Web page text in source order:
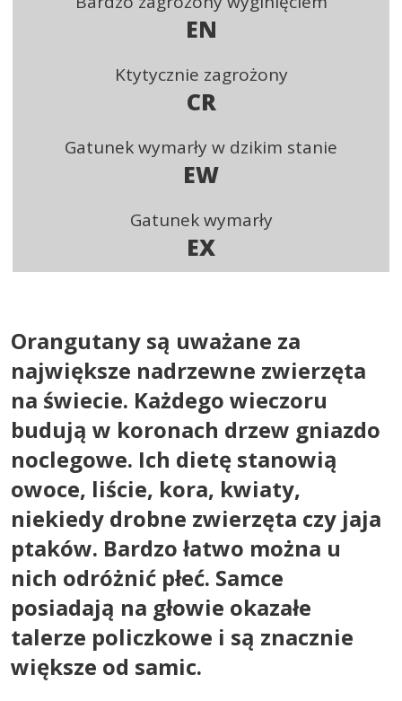
EN
Ktytycznie zagrożony
CR
Gatunek wymarły w dzikim stanie
EW
Gatunek wymarły
EX
Orangutany są uważane za
największe nadrzewne zwierzęta
na świecie. Każdego wieczoru
budują w koronach drzew gniazdo
noclegowe. Ich dietę stanowią
owoce, liście, kora, kwiaty,
niekiedy drobne zwierzęta czy jaja
ptaków. Bardzo łatwo można u
nich odróżnić płeć. Samce
posiadają na głowie okazałe
talerze policzkowe i są znacznie
większe od samic.